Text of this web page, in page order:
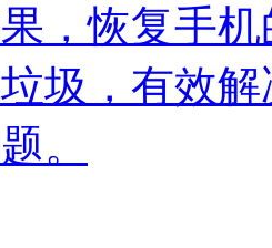
，恢复手
圾，有效
。